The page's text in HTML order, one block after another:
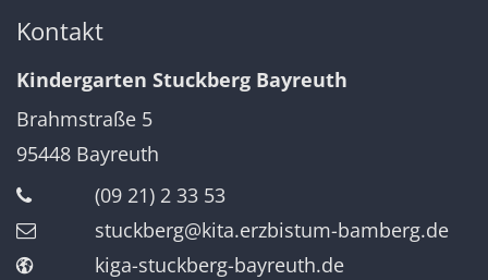
Kontakt
Kindergarten Stuckberg Bayreuth
Brahmstraße 5
95448 Bayreuth
(09 21) 2 33 53
stuckberg@kita.erzbistum-bamberg.de
kiga-stuckberg-bayreuth.de